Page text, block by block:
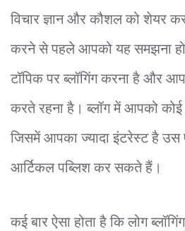
विचार ज्ञान और कौशल को शेयर
करने से पहले आपको यह समझना
टॉपिक पर ब्लॉगिंग करना है और
करते रहना है। ब्लॉग में आपको
जिसमें आपका ज्यादा इंटरेस्ट है
आर्टिकल पब्लिश कर सकते हैं।
कई बार ऐसा होता है कि लोग